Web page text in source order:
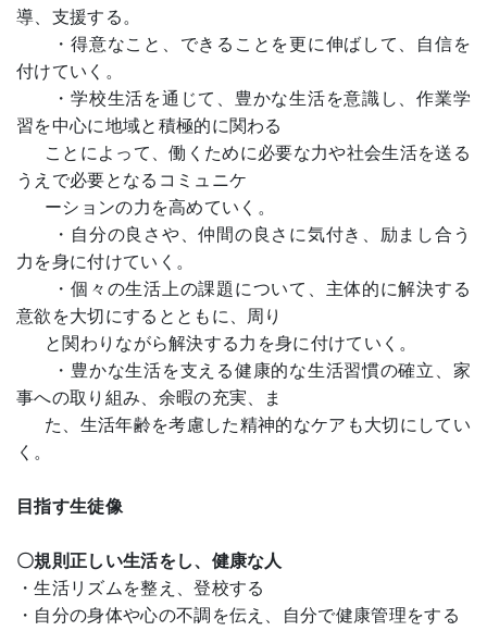
導、支援する。
・得意なこと、できることを更に伸ばして、自信を
付けていく。
・学校生活を通じて、豊かな生活を意識し、作業学
習を中心に地域と積極的に関わる
ことによって、働くために必要な力や社会生活を送る
うえで必要となるコミュニケ
ーションの力を高めていく。
・自分の良さや、仲間の良さに気付き、励まし合う
力を身に付けていく。
・個々の生活上の課題について、主体的に解決する
意欲を大切にするとともに、周り
と関わりながら解決する力を身に付けていく。
・豊かな生活を支える健康的な生活習慣の確立、家
事への取り組み、余暇の充実、ま
た、生活年齢を考慮した精神的なケアも大切にしてい
く。
目指す生徒像
〇規則正しい生活をし、健康な人
・生活リズムを整え、登校する
・自分の身体や心の不調を伝え、自分で健康管理をする